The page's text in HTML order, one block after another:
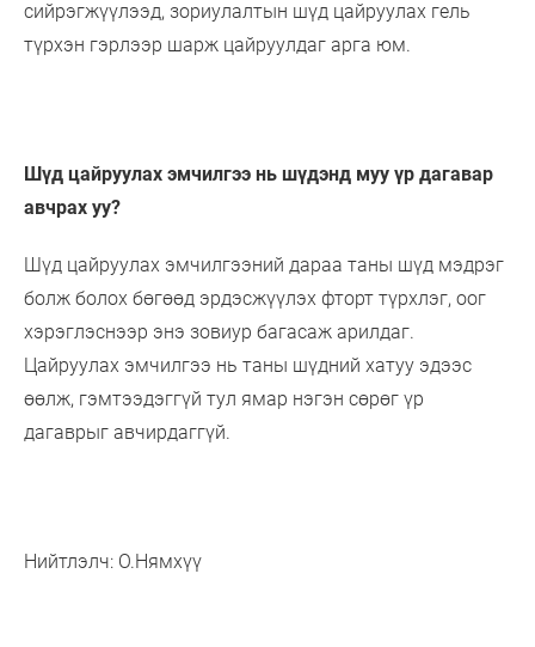
сийрэгжүүлээд, зориулалтын шүд цайруулах гель
түрхэн гэрлээр шарж цайруулдаг арга юм.
Шүд цайруулах эмчилгээ нь шүдэнд муу үр дагавар
авчрах уу?
Шүд цайруулах эмчилгээний дараа таны шүд мэдрэг
болж болох бөгөөд эрдэсжүүлэх фторт түрхлэг, оог
хэрэглэснээр энэ зовиур багасаж арилдаг.
Цайруулах эмчилгээ нь таны шүдний хатуу эдээс
өөлж, гэмтээдэггүй тул ямар нэгэн сөрөг үр
дагаврыг авчирдаггүй.
Нийтлэлч: О.Нямхүү